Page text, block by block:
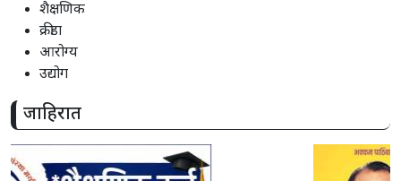
शैक्षणिक
क्रीडा
आरोग्य
उद्योग
जाहिरात